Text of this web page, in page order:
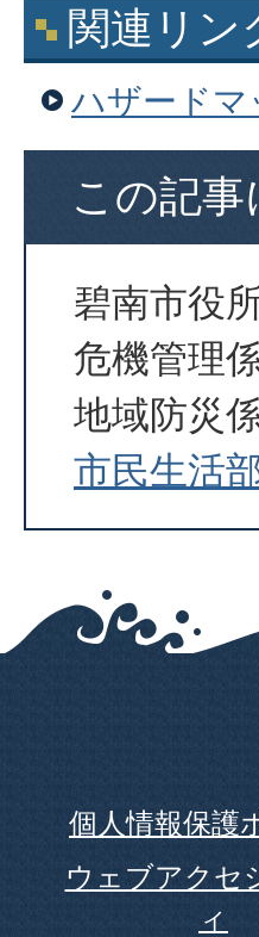
関連リン
ハザードマ
この記
碧南市役
危機管理
地域防災
市民生活
個人情報保護
ウェブアクセ
ィ